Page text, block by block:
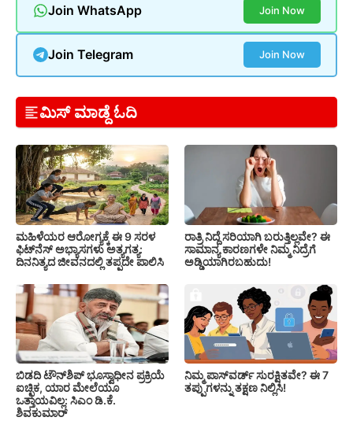
Join WhatsApp Join Now
Join Telegram Join Now
ಮಿಸ್ ಮಾಡ್ದೆ ಓದಿ
ಮಹಿಳೆಯರ ಆರೋಗ್ಯಕ್ಕೆ ಈ 9 ಸರಳ
ಫಿಟ್‌ನೆಸ್‌ ಅಭ್ಯಾಸಗಳು ಅತ್ಯಗತ್ಯ:
ದಿನನಿತ್ಯದ ಜೀವನದಲ್ಲಿ ತಪ್ಪದೇ ಪಾಲಿಸಿ
ರಾತ್ರಿ ನಿದ್ದೆ ಸರಿಯಾಗಿ ಬರುತ್ತಿಲ್ಲವೇ? ಈ
ಸಾಮಾನ್ಯ ಕಾರಣಗಳೇ ನಿಮ್ಮ ನಿದ್ರೆಗೆ
ಅಡ್ಡಿಯಾಗಿರಬಹುದು!
ಬಿಡದಿ ಟೌನ್‌ಶಿಪ್‌ ಭೂಸ್ವಾಧೀನ ಪ್ರಕ್ರಿಯೆ
ಐಚ್ಛಿಕ, ಯಾರ ಮೇಲೆಯೂ
ಒತ್ತಾಯವಿಲ್ಲ: ಸಿಎಂ ಡಿ.ಕೆ.
ಶಿವಕುಮಾರ್
ನಿಮ್ಮ ಪಾಸ್‌ವರ್ಡ್ ಸುರಕ್ಷಿತವೇ? ಈ 7
ತಪ್ಪುಗಳನ್ನು ತಕ್ಷಣ ನಿಲ್ಲಿಸಿ!